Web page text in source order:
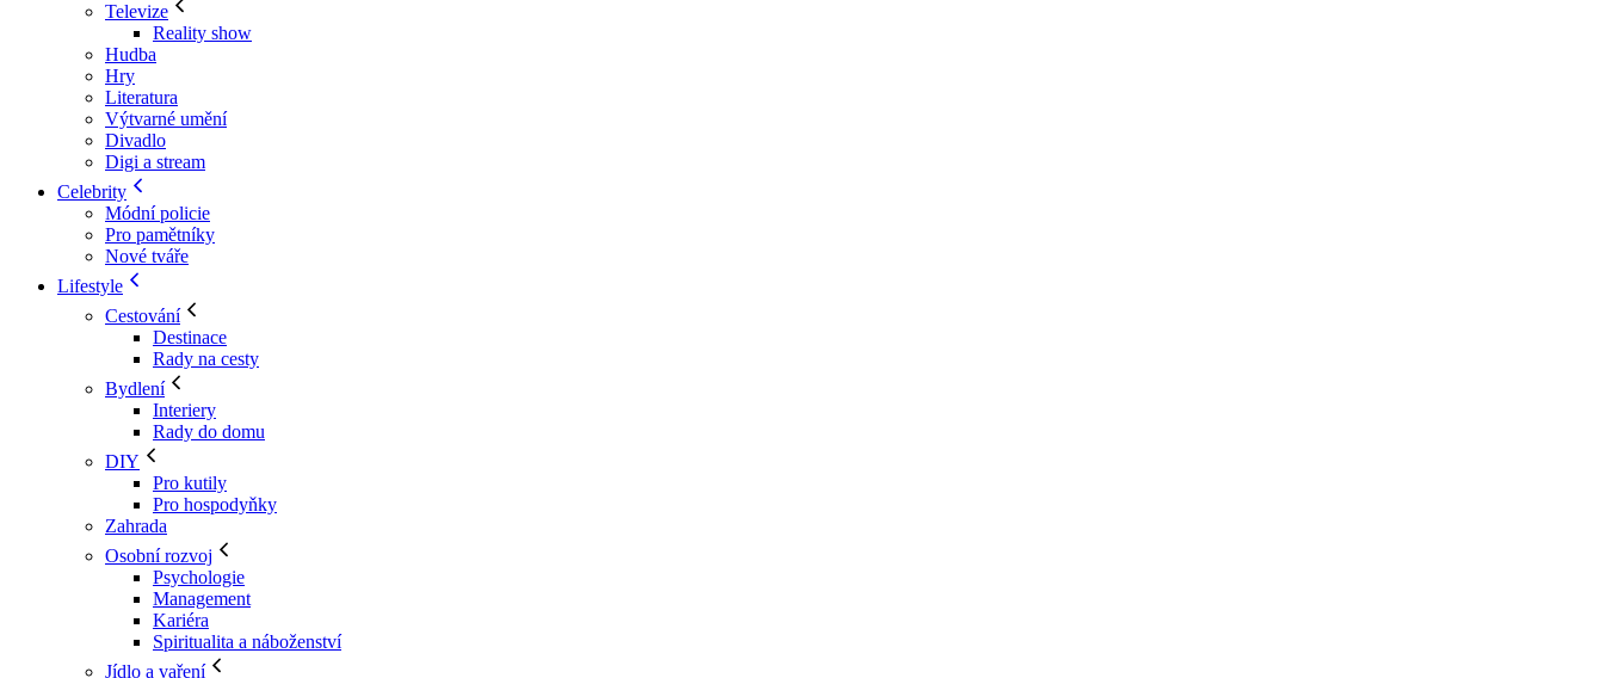
Televize
Reality show
Hudba
Hry
Literatura
Výtvarné umění
Divadlo
Digi a stream
Celebrity
Módní policie
Pro pamětníky
Nové tváře
Lifestyle
Cestování
Destinace
Rady na cesty
Bydlení
Interiery
Rady do domu
DIY
Pro kutily
Pro hospodyňky
Zahrada
Osobní rozvoj
Psychologie
Management
Kariéra
Spiritualita a náboženství
Jídlo a vaření